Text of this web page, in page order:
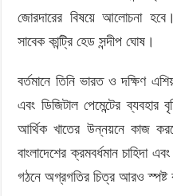
জোরদারের বিষয়ে আলোচনা
সাবেক কান্ট্রি হেড সন্দীপ ঘোষ।
বর্তমানে তিনি ভারত ও দক্ষিণ
এবং ডিজিটাল পেমেন্টের
আর্থিক খাতের উন্নয়নে কাজ
বাংলাদেশের ক্রমবর্ধমান চাহিদা
গঠনে অগ্রগতির চিত্র আরও স্পষ্ট